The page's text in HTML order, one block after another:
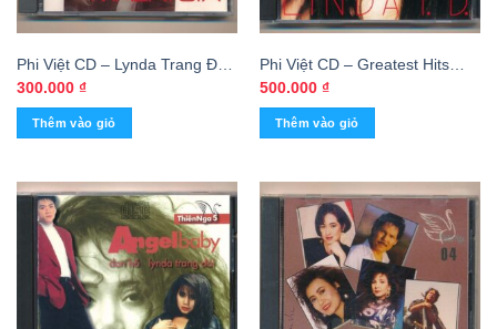
Phi Việt CD – Lynda Trang Đài
In Malaysia (Phôi @) KGTUS
300.000 ₫
Thêm vào giỏ
Phi Việt CD – Greatest Hits
Collection – Linda Trang Đài (3
Góc) KGTUS
500.000 ₫
Thêm vào giỏ